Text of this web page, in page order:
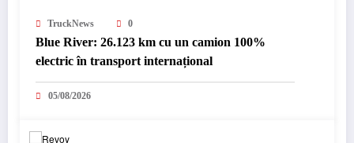
TruckNews 0
Blue River: 26.123 km cu un camion 100%
electric în transport internațional
05/08/2026